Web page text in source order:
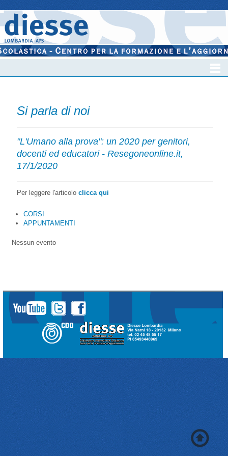
Si parla di noi
"L'Umano alla prova": un 2020 per genitori,
docenti ed educatori - Resegoneonline.it,
17/1/2020
Per leggere l'articolo clicca qui
CORSI
APPUNTAMENTI
Nessun evento